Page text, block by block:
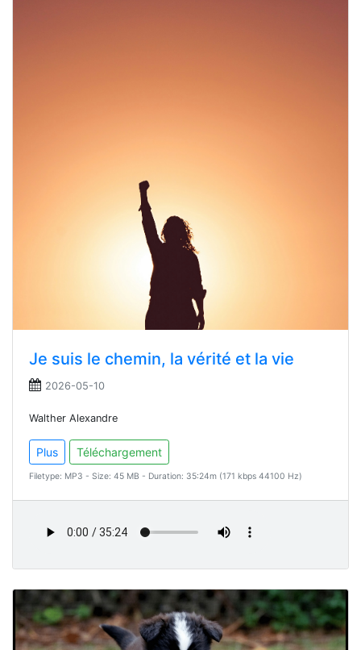
Je suis le chemin, la vérité et la vie
2026-05-10
Walther Alexandre
Plus Téléchargement
Filetype: MP3 - Size: 45 MB - Duration: 35:24m (171 kbps 44100 Hz)